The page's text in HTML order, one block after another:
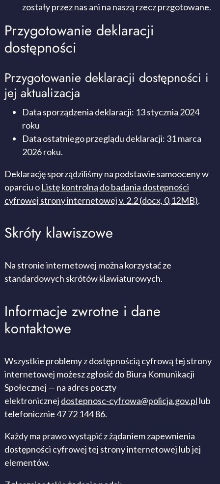
zostały przez nas ani na naszą rzecz przgotowane.
Przygotowanie deklaracji
dostępności
Przygotowanie deklaracji dostępności i
jej aktualizacja
Data sporządzenia deklaracji: 13 stycznia 2024
roku
Data ostatniego przeglądu deklaracji: 31 marca
2026roku.
Deklarację sporządziliśmy na podstawie samooceny w
oparciu o Listę kontrolną do badania dostępności
cyfrowej strony internetowej v. 2.2 (docx, 0,12MB).
Skróty klawiszowe
Na stronie internetowej można korzystać ze
standardowych skrótów klawiaturowych.
Informacje zwrotne i dane
kontaktowe
Wszystkie problemy z dostępnością cyfrową tej strony
internetowej możesz zgłosić do Biura Komunikacji
Społecznej — na adres poczty
elektronicznej dostepnosc-cyfrowa@policja.gov.pl lub
telefonicznie47 72 144 86.
Każdy ma prawo wystąpić z żądaniem zapewnienia
dostępności cyfrowej tej strony internetowej lub jej
elementów.